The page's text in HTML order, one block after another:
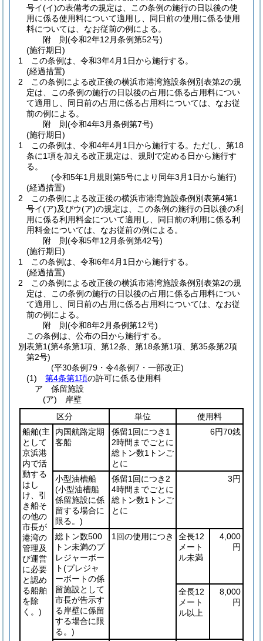
号イ(イ)の表備考の規定は、この条例の施行の日以後の使
用に係る使用料について適用し、同日前の使用に係る使用
料については、なお従前の例による。
附 則(令和2年12月条例第52号)
(施行期日)
1
この条例は、令和3年4月1日から施行する。
(経過措置)
2
この条例による改正後の横浜市港湾施設条例別表第2の規
定は、この条例の施行の日以後の占用に係る占用料につい
て適用し、同日前の占用に係る占用料については、なお従
前の例による。
附 則(令和4年3月条例第7号)
(施行期日)
1
この条例は、令和4年4月1日から施行する。 ただし、第18
条に1項を加える改正規定は、規則で定める日から施行す
る。
(令和5年1月規則第5号により同年3月1日から施行)
(経過措置)
2
この条例による改正後の横浜市港湾施設条例別表第4第1
号イ(ア)及びウ(ア)の規定は、この条例の施行の日以後の利
用に係る利用料金について適用し、同日前の利用に係る利
用料金については、なお従前の例による。
附 則(令和5年12月条例第42号)
(施行期日)
1
この条例は、令和6年4月1日から施行する。
(経過措置)
2
この条例による改正後の横浜市港湾施設条例別表第2の規
定は、この条例の施行の日以後の占用に係る占用料につい
て適用し、同日前の占用に係る占用料については、なお従
前の例による。
附 則(令和8年2月条例第12号)
この条例は、公布の日から施行する。
別表第1(第4条第1項、第12条、第18条第1項、第35条第2項
第2号)
(平30条例79・令4条例7・一部改正)
(1) 第4条第1項の許可に係る使用料
ア 係留施設
(ア) 岸壁
区分
単位
使用料
船舶(主
として
京浜港
内で活
動する
はし
け、引
き船そ
の他の
市長が
港湾の
管理及
び運営
に必要
と認め
る船舶
を除
く。)
内国航路定期
客船
係留1回につき1
2時間までごとに
総トン数1トンご
とに
6円70銭
小型油槽船
(小型油槽船
係留施設に係
留する場合に
限る。)
係留1回につき2
4時間までごとに
総トン数1トンご
とに
3円
総トン数500
トン未満のプ
レジャーボー
ト(プレジャ
ーボートの係
留施設として
市長が告示す
る岸壁に係留
する場合に限
る。)
1回の使用につき
全長12
メート
ル未満
4,000
円
全長12
メート
ル以上
8,000
円